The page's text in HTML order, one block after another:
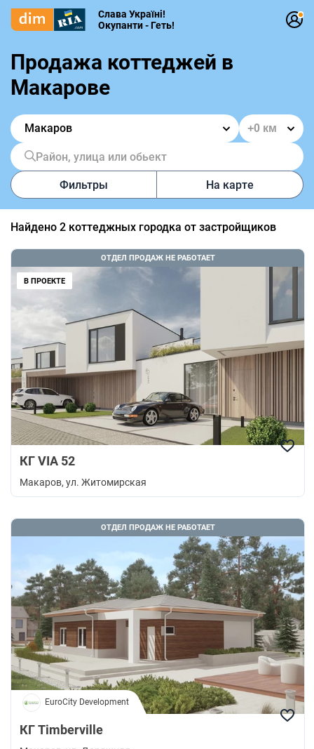
Слава Україні!
Окупанти - Геть!
Продажа коттеджей в
Макарове
Макаров
Район, улица или обьект
Фильтры На карте
Найдено 2 коттеджных городка от застройщиков
ОТДЕЛ ПРОДАЖ НЕ РАБОТАЕТ
В ПРОЕКТЕ
КГ VIA 52
Макаров, ул. Житомирская
ОТДЕЛ ПРОДАЖ НЕ РАБОТАЕТ
EuroCity Development
КГ Timberville